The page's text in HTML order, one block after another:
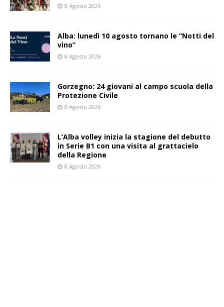
8 Agosto 2026
Alba: lunedì 10 agosto tornano le “Notti del
vino”
8 Agosto 2026
Gorzegno: 24 giovani al campo scuola della
Protezione Civile
8 Agosto 2026
L’Alba volley inizia la stagione del debutto
in Serie B1 con una visita al grattacielo
della Regione
8 Agosto 2026